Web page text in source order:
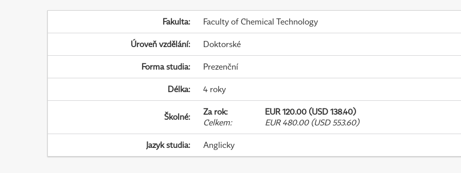
Fakulta: Faculty of Chemical Technology
Úroveň vzdělání: Doktorské
Forma studia: Prezenční
Délka: 4 roky
Školné: Za rok:
EUR 120.00 (USD 138.40)
Celkem: EUR 480.00 (USD 553.60)
Jazyk studia: Anglicky